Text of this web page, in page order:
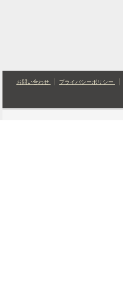
お問い合わせ プライバシーポリシー